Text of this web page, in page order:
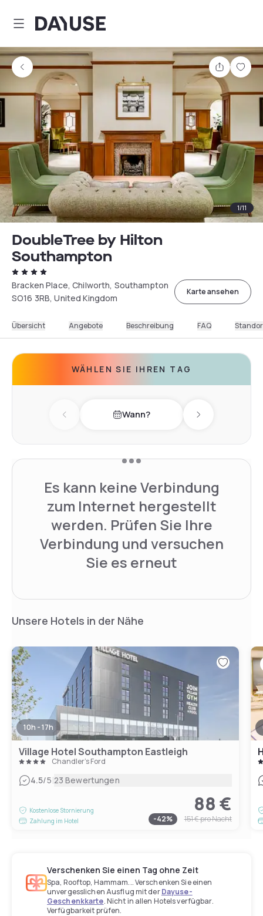
Dayuse
Teilen
1/11
DoubleTree by Hilton
Southampton
Bracken Place, Chilworth, Southampton
SO16 3RB, United Kingdom
Karte ansehen
Übersicht Angebote Beschreibung FAQ
WÄHLEN SIE IHREN TAG
Previous day Wann? Next day
Es kann keine Verbindung
zum Internet hergestellt
werden. Prüfen Sie Ihre
Verbindung und versuchen
Sie es erneut
Unsere Hotels in der Nähe
10h - 17h
Village Hotel Southampton Eastleigh
Chandler's Ford
4.5/5|23 Bewertungen
Kostenlose Stornierung
Zahlung im Hotel
88 €
-42% 151 €pro Nacht
Verschenken Sie einen Tag ohne Zeit
Spa, Rooftop, Hammam... Verschenken Sie einen
unvergesslichen Ausflug mit derDayuse-
Geschenkkarte. Nicht in allen Hotels verfügbar.
Verfügbarkeit prüfen.